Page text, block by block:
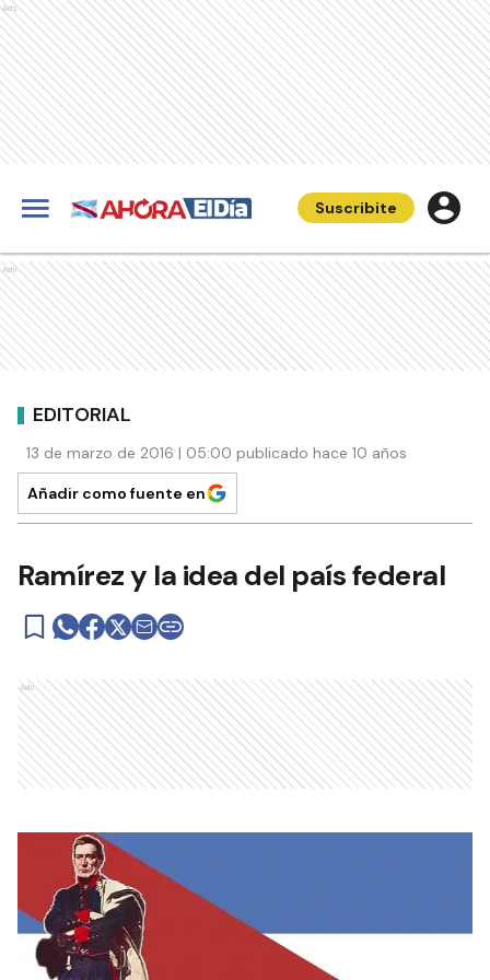
Ads
Suscribite
Ads
EDITORIAL
13 de marzo de 2016 | 05:00 publicado hace 10 años
Añadir como fuente en
Ramírez y la idea del país federal
Ads